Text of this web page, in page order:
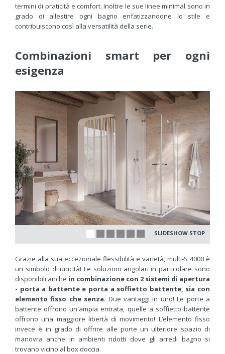
termini di praticità e comfort. Inoltre le sue linee minimal sono in
grado di allestire ogni bagno enfatizzandone lo stile e
contribuiscono così alla versatilità della serie.
Combinazioni smart per ogni
esigenza
SLIDESHOW STOP
Grazie alla sua eccezionale flessibilità e varietà, multi-S 4000 è
un simbolo di unicità! Le soluzioni angolari in particolare sono
disponibili anche in combinazione con 2 sistemi di apertura
- porta a battente e porta a soffietto battente, sia con
elemento fisso che senza. Due vantaggi in uno! Le porte a
battente offrono un'ampia entrata, quelle a soffietto battente
offrono una maggiore libertà di movimento! L’elemento fisso
invece è in grado di offrire alle porte un ulteriore spazio di
manovra anche in ambienti ridotti dove gli arredi bagno si
trovano vicino al box doccia.